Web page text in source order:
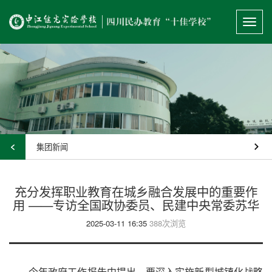
集团新闻
充分发挥职业教育在城乡融合发展中的重要作
用 ——专访全国政协委员、民建中央常委苏华
2025-03-11 16:35 388次浏览